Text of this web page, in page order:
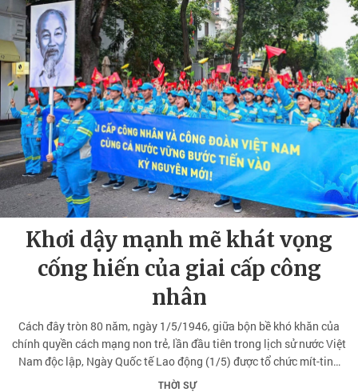
Khơi dậy mạnh mẽ khát vọng
cống hiến của giai cấp công
nhân
Cách đây tròn 80 năm, ngày 1/5/1946, giữa bộn bề khó khăn của
chính quyền cách mạng non trẻ, lần đầu tiên trong lịch sử nước Việt
Nam độc lập, Ngày Quốc tế Lao động (1/5) được tổ chức mít-tinh
trọng thể tại Thủ đô Hà Nội với sự tham dự của hàng trăm nghìn
THỜI SỰ